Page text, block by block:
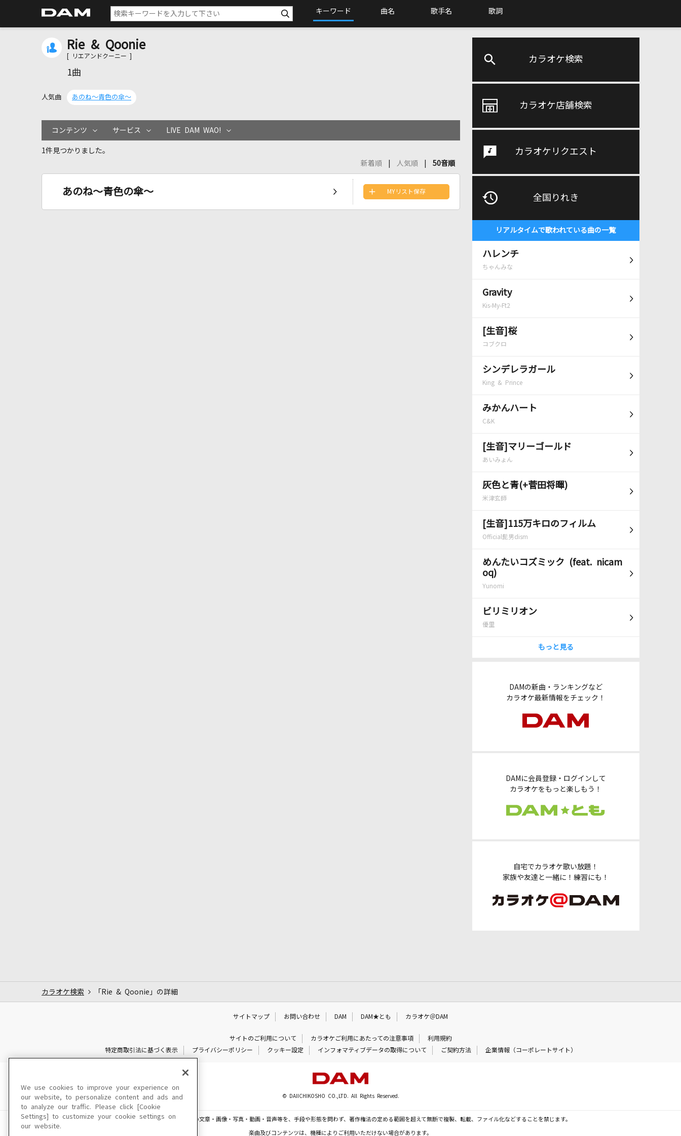
キーワード 曲名 歌手名 歌詞
カラオケ検索
カラオケ店舗検索
カラオケリクエスト
全国りれき
リアルタイムで歌われている曲の一覧
ハレンチ
ちゃんみな
Gravity
Kis-My-Ft2
[生音]桜
コブクロ
シンデレラガール
King & Prince
みかんハート
C&K
[生音]マリーゴールド
あいみょん
灰色と青(+菅田将暉)
米津玄師
[生音]115万キロのフィルム
Official髭男dism
めんたいコズミック (feat. nicam
oq)
Yunomi
ビリミリオン
優里
もっと見る
DAMの新曲・ランキングなど
カラオケ最新情報をチェック！
DAMに会員登録・ログインして
カラオケをもっと楽しもう！
自宅でカラオケ歌い放題！
家族や友達と一緒に！練習にも！
Rie & Qoonie
[ リエアンドクーニー ]
1曲
人気曲 あのね～青色の傘～
コンテンツ サービス LIVE DAM WAO!
1件見つかりました。
新着順
人気順 50音順
あのね～青色の傘～ MYリスト保存
カラオケ検索 「Rie & Qoonie」の詳細
サイトマップ お問い合わせ DAM DAM★とも カラオケ＠DAM
サイトのご利用について カラオケご利用にあたっての注意事項
利用規約
特定商取引法に基づく表示
プライバシーポリシー クッキー設定 インフォマティブデータの取得について ご契約方法 企業情報（コーポレートサイト）
© DAIICHIKOSHO CO.,LTD. All Rights Reserved.
このサイトに掲載されている一切の文章・画像・写真・動画・音声等を、手段や形態を問わず、著作権法の定める範囲を超えて無断で複製、転載、ファイル化などすることを禁じます。
楽曲及びコンテンツは、機種によりご利用いただけない場合があります。
We use cookies to improve your experience on
our website, to personalize content and ads and
to analyze our traffic. Please click [Cookie
Settings] to customize your cookie settings on
our website.